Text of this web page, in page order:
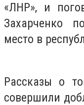
«ЛНР», и
Захарченко
место в
Рассказы о
совершили